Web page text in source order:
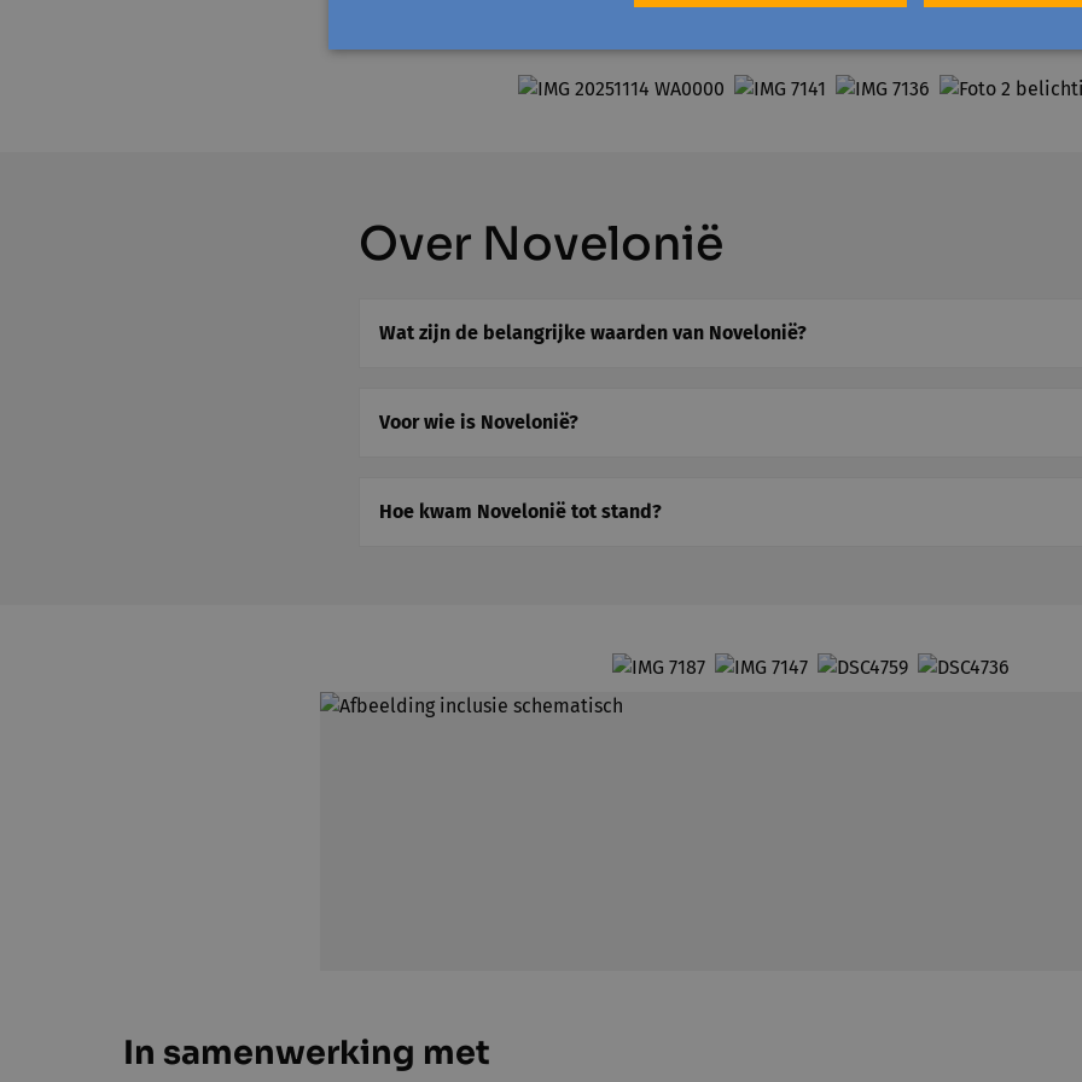
nieuwe mensen kennen en beleef Ninove op een andere manier.Gratis en voor
Over Novelonië
Wat zijn de belangrijke waarden van Novelonië?
Voor wie is Novelonië?
Hoe kwam Novelonië tot stand?
In samenwerking met